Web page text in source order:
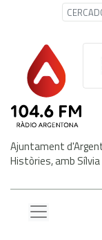
Ajuntament
Històries, amb